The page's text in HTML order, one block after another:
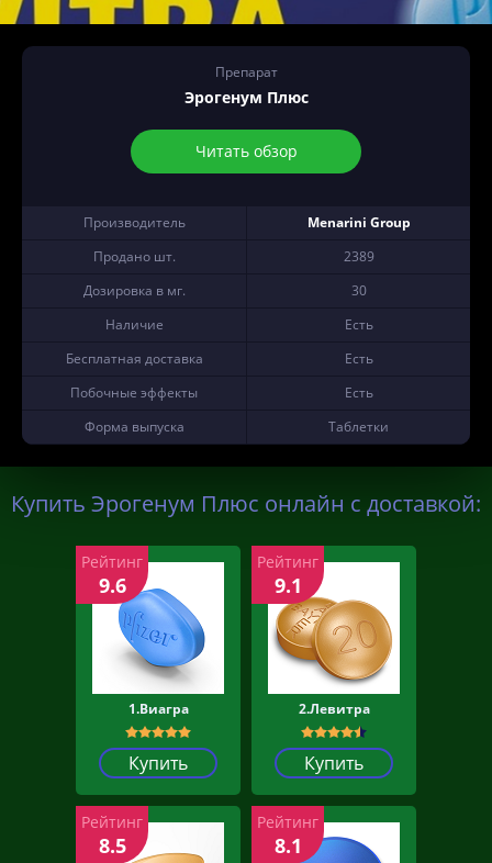
Препарат
Эрогенум Плюс
Читать обзор
Производитель
Menarini Group
Продано шт.
2389
Дозировка в мг.
30
Наличие
Есть
Бесплатная доставка
Есть
Побочные эффекты
Есть
Форма выпуска
Таблетки
Купить Эрогенум Плюс онлайн с доставкой:
1.Виагра
Купить
Рейтинг
9.6
2.Левитра
Купить
Рейтинг
9.1
Рейтинг
8.5
Рейтинг
8.1